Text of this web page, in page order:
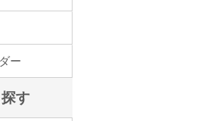
ー
す